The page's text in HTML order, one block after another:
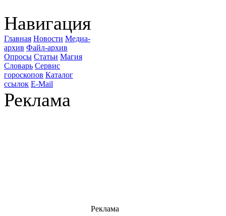
Навигация
Главная Новости Медиа-
архив Файл-архив
Опросы Статьи Магия
Словарь Сервис
гороскопов Каталог
ссылок E-Mail
Реклама
Реклама